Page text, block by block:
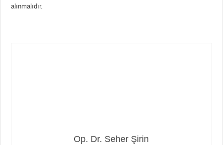
alınmalıdır.
Op. Dr. Seher Şirin